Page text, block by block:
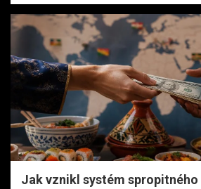
Jak vznikl systém spropitného